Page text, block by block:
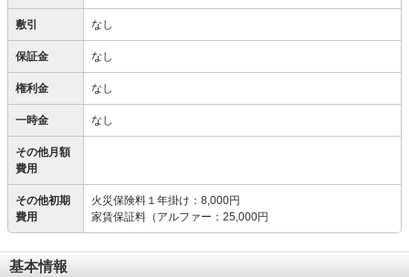
敷引 なし
保証金 なし
権利金 なし
一時金 なし
その他月額
費用
その他初期
費用
火災保険料１年掛け ： 8,000円
家賃保証料（アルファー ： 25,000円
基本情報